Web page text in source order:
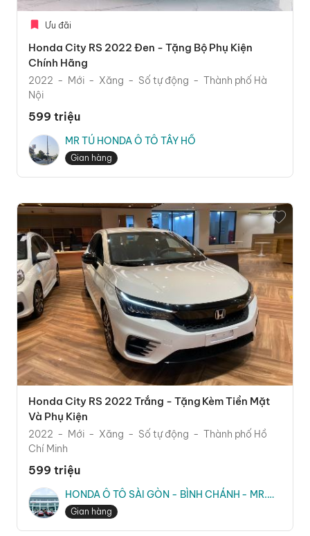
Ưu đãi
Honda City RS 2022 Đen - Tặng Bộ Phụ Kiện
Chính Hãng
2022 Mới Xăng Số tự động
Thành phố Hà
Nội
599 triệu
MR TÚ HONDA Ô TÔ TÂY HỒ
Gian hàng
Honda City RS 2022 Trắng - Tặng Kèm Tiền Mặt
Và Phụ Kiện
2022 Mới Xăng Số tự động
Thành phố Hồ
Chí Minh
599 triệu
HONDA Ô TÔ SÀI GÒN - BÌNH CHÁNH - MR.
CƯỜNG
Gian hàng